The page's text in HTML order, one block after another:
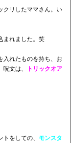
クリしたママさん。い
まれました。笑
入れたものを持ち、お
文は、
トリックオア
をしての、 モンスタ